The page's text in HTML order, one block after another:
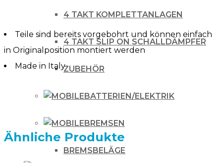
4 TAKT KOMPLETTANLAGEN
4 TAKT SLIP ON SCHALLDÄMPFER
ZUBEHÖR
BATTERIEN/ELEKTRIK
BREMSEN
BREMSBELÄGE
Teile sind bereits vorgebohrt und können einfach
in Originalposition montiert werden
Made in Italy
Ähnliche Produkte